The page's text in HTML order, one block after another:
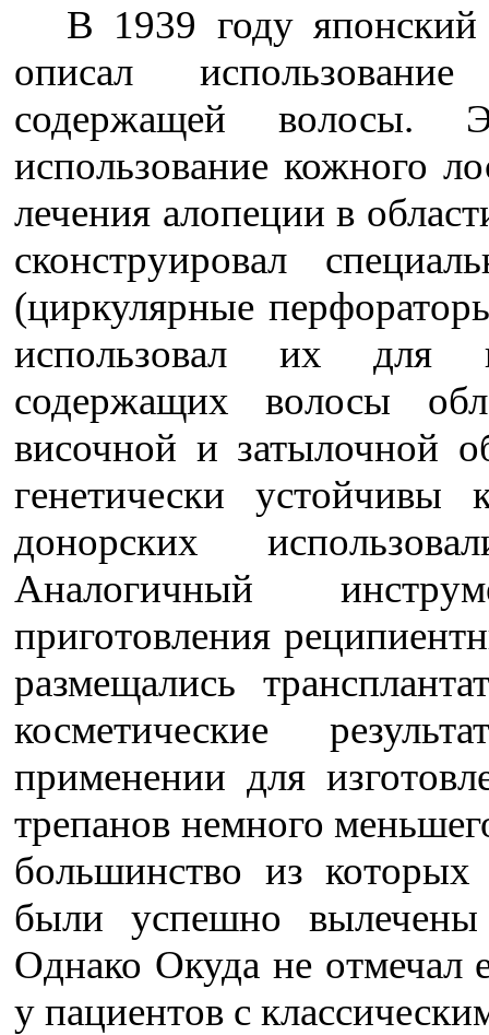
В 1939 году
описал
содержащей воло­сы.
использование кожного
лечения алопеции в
сконструировал
(циркулярные
использовал их для
содержащих волосы
височной и затылочной
генетически
донорских
Аналогичный
приготовления
размещались
косметические
применении для
трепанов немного
большинство из
были успешно
Однако Окуда не отмечал
у пациентов с